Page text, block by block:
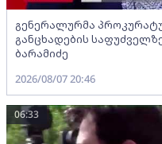
გენერალურმა
განცხადების
ბარამიძე
2026/08/07 20:46
06:33